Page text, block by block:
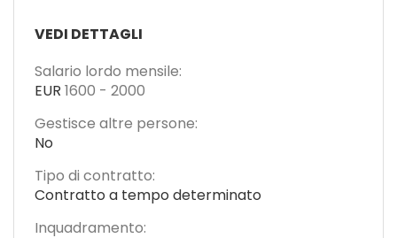
VEDI DETTAGLI
Salario lordo mensile:
EUR 1600 - 2000
Gestisce altre persone:
No
Tipo di contratto:
Contratto a tempo determinato
Inquadramento: